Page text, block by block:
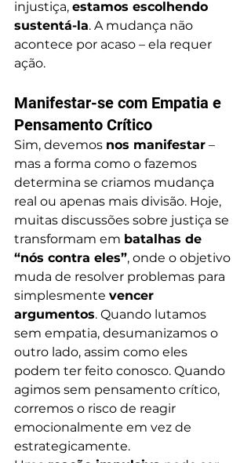
injustiça, estamos escolhendo
sustentá-la. A mudança não
acontece por acaso – ela requer
ação.
Manifestar-se com Empatia e
Pensamento Crítico
Sim, devemos nos manifestar –
mas a forma como o fazemos
determina se criamos mudança
real ou apenas mais divisão. Hoje,
muitas discussões sobre justiça se
transformam em batalhas de
“nós contra eles”, onde o objetivo
muda de resolver problemas para
simplesmente vencer
argumentos. Quando lutamos
sem empatia, desumanizamos o
outro lado, assim como eles
podem ter feito conosco. Quando
agimos sem pensamento crítico,
corremos o risco de reagir
emocionalmente em vez de
estrategicamente.